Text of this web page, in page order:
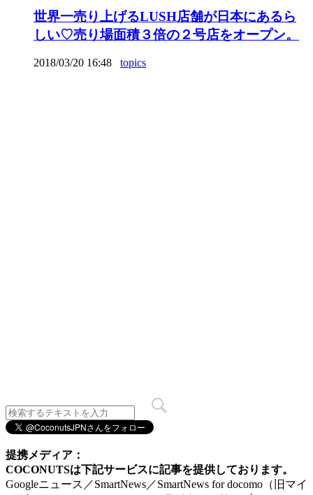
世界一売り上げるLUSH店舗が日本にあるら
しい♡売り場面積３倍の２号店をオープン。
2018/03/20 16:48 topics
提携メディア：
COCONUTSは下記サービスに記事を提供しております。
Googleニュース／SmartNews／SmartNews for docomo（旧マイ